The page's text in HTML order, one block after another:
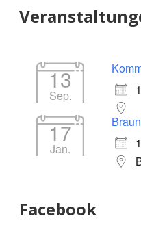
13
Sep.
17
Jan.
Facebook